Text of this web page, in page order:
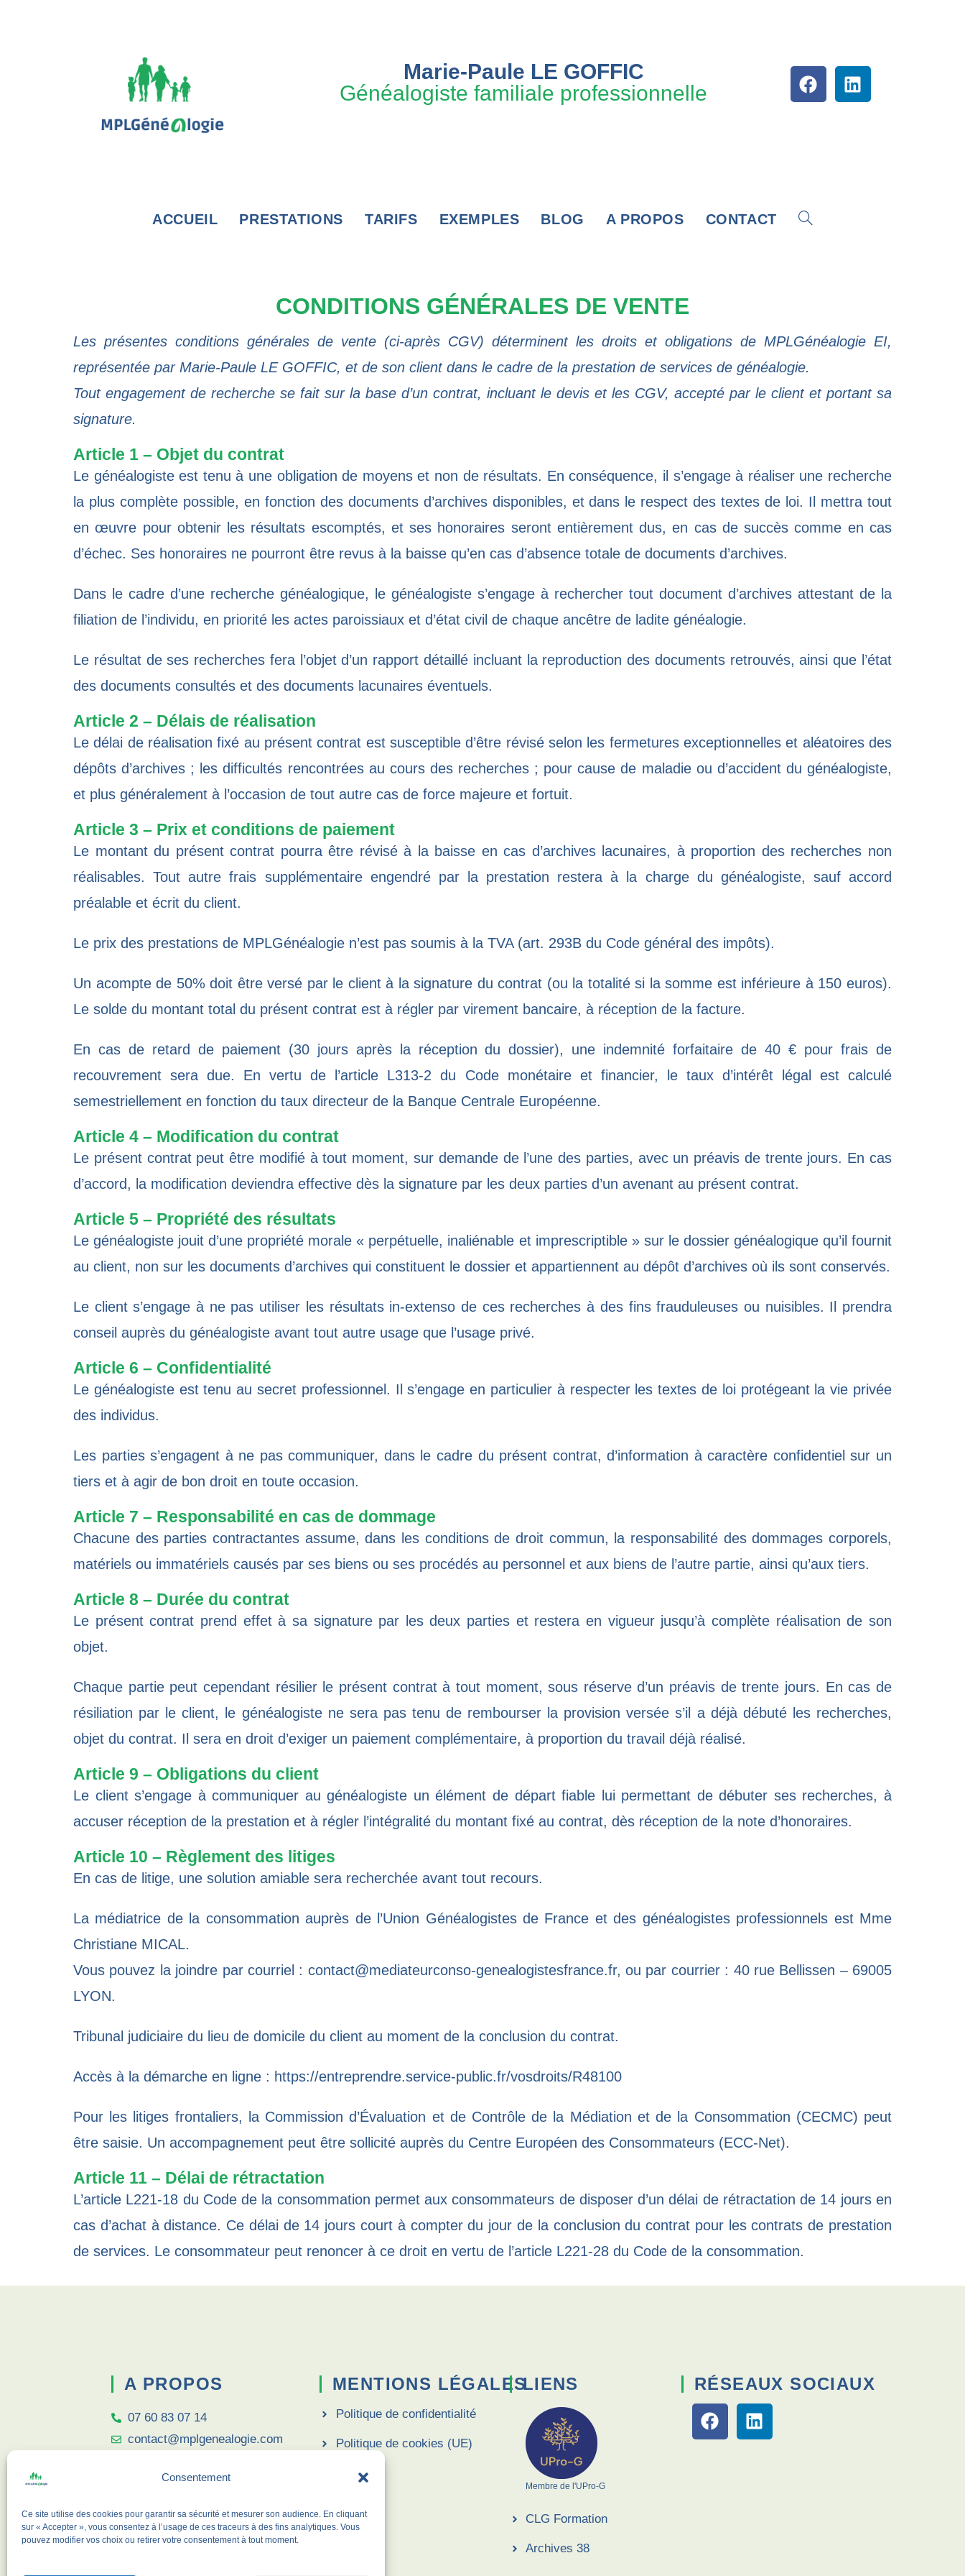
Consentement
Ce site utilise des cookies pour garantir sa sécurité et mesurer son audience. En cliquant
sur « Accepter », vous consentez à l’usage de ces traceurs à des fins analytiques. Vous
pouvez modifier vos choix ou retirer votre consentement à tout moment.
Marie-Paule LE GOFFIC
Généalogiste familiale professionnelle
ACCUEIL PRESTATIONS TARIFS EXEMPLES BLOG A PROPOS CONTACT
CONDITIONS GÉNÉRALES DE VENTE
Les présentes conditions générales de vente (ci-après CGV) déterminent les droits et obligations de MPLGénéalogie EI,
représentée par Marie-Paule LE GOFFIC, et de son client dans le cadre de la prestation de services de généalogie.
Tout engagement de recherche se fait sur la base d’un contrat, incluant le devis et les CGV, accepté par le client et portant sa
signature.
Article 1 – Objet du contrat
Le généalogiste est tenu à une obligation de moyens et non de résultats. En conséquence, il s’engage à réaliser une recherche
la plus complète possible, en fonction des documents d’archives disponibles, et dans le respect des textes de loi. Il mettra tout
en œuvre pour obtenir les résultats escomptés, et ses honoraires seront entièrement dus, en cas de succès comme en cas
d’échec. Ses honoraires ne pourront être revus à la baisse qu’en cas d’absence totale de documents d’archives.
Dans le cadre d’une recherche généalogique, le généalogiste s’engage à rechercher tout document d’archives attestant de la
filiation de l’individu, en priorité les actes paroissiaux et d’état civil de chaque ancêtre de ladite généalogie.
Le résultat de ses recherches fera l’objet d’un rapport détaillé incluant la reproduction des documents retrouvés, ainsi que l’état
des documents consultés et des documents lacunaires éventuels.
Article 2 – Délais de réalisation
Le délai de réalisation fixé au présent contrat est susceptible d’être révisé selon les fermetures exceptionnelles et aléatoires des
dépôts d’archives ; les difficultés rencontrées au cours des recherches ; pour cause de maladie ou d’accident du généalogiste,
et plus généralement à l’occasion de tout autre cas de force majeure et fortuit.
Article 3 – Prix et conditions de paiement
Le montant du présent contrat pourra être révisé à la baisse en cas d’archives lacunaires, à proportion des recherches non
réalisables. Tout autre frais supplémentaire engendré par la prestation restera à la charge du généalogiste, sauf accord
préalable et écrit du client.
Le prix des prestations de MPLGénéalogie n’est pas soumis à la TVA (art. 293B du Code général des impôts).
Un acompte de 50% doit être versé par le client à la signature du contrat (ou la totalité si la somme est inférieure à 150 euros).
Le solde du montant total du présent contrat est à régler par virement bancaire, à réception de la facture.
En cas de retard de paiement (30 jours après la réception du dossier), une indemnité forfaitaire de 40 € pour frais de
recouvrement sera due. En vertu de l’article L313-2 du Code monétaire et financier, le taux d’intérêt légal est calculé
semestriellement en fonction du taux directeur de la Banque Centrale Européenne.
Article 4 – Modification du contrat
Le présent contrat peut être modifié à tout moment, sur demande de l’une des parties, avec un préavis de trente jours. En cas
d’accord, la modification deviendra effective dès la signature par les deux parties d’un avenant au présent contrat.
Article 5 – Propriété des résultats
Le généalogiste jouit d’une propriété morale « perpétuelle, inaliénable et imprescriptible » sur le dossier généalogique qu’il fournit
au client, non sur les documents d’archives qui constituent le dossier et appartiennent au dépôt d’archives où ils sont conservés.
Le client s’engage à ne pas utiliser les résultats in-extenso de ces recherches à des fins frauduleuses ou nuisibles. Il prendra
conseil auprès du généalogiste avant tout autre usage que l’usage privé.
Article 6 – Confidentialité
Le généalogiste est tenu au secret professionnel. Il s’engage en particulier à respecter les textes de loi protégeant la vie privée
des individus.
Les parties s’engagent à ne pas communiquer, dans le cadre du présent contrat, d’information à caractère confidentiel sur un
tiers et à agir de bon droit en toute occasion.
Article 7 – Responsabilité en cas de dommage
Chacune des parties contractantes assume, dans les conditions de droit commun, la responsabilité des dommages corporels,
matériels ou immatériels causés par ses biens ou ses procédés au personnel et aux biens de l’autre partie, ainsi qu’aux tiers.
Article 8 – Durée du contrat
Le présent contrat prend effet à sa signature par les deux parties et restera en vigueur jusqu’à complète réalisation de son
objet.
Chaque partie peut cependant résilier le présent contrat à tout moment, sous réserve d’un préavis de trente jours. En cas de
résiliation par le client, le généalogiste ne sera pas tenu de rembourser la provision versée s’il a déjà débuté les recherches,
objet du contrat. Il sera en droit d’exiger un paiement complémentaire, à proportion du travail déjà réalisé.
Article 9 – Obligations du client
Le client s’engage à communiquer au généalogiste un élément de départ fiable lui permettant de débuter ses recherches, à
accuser réception de la prestation et à régler l’intégralité du montant fixé au contrat, dès réception de la note d’honoraires.
Article 10 – Règlement des litiges
En cas de litige, une solution amiable sera recherchée avant tout recours.
La médiatrice de la consommation auprès de l’Union Généalogistes de France et des généalogistes professionnels est Mme
Christiane MICAL.
Vous pouvez la joindre par courriel : contact@mediateurconso-genealogistesfrance.fr, ou par courrier : 40 rue Bellissen – 69005
LYON.
Tribunal judiciaire du lieu de domicile du client au moment de la conclusion du contrat.
Accès à la démarche en ligne : https://entreprendre.service-public.fr/vosdroits/R48100
Pour les litiges frontaliers, la Commission d’Évaluation et de Contrôle de la Médiation et de la Consommation (CECMC) peut
être saisie. Un accompagnement peut être sollicité auprès du Centre Européen des Consommateurs (ECC-Net).
Article 11 – Délai de rétractation
L’article L221-18 du Code de la consommation permet aux consommateurs de disposer d’un délai de rétractation de 14 jours en
cas d’achat à distance. Ce délai de 14 jours court à compter du jour de la conclusion du contrat pour les contrats de prestation
de services. Le consommateur peut renoncer à ce droit en vertu de l’article L221-28 du Code de la consommation.
A PROPOS
07 60 83 07 14
contact@mplgenealogie.com
MENTIONS LÉGALES
Politique de confidentialité
Politique de cookies (UE)
CGU
LIENS
Membre de l'UPro-G
CLG Formation
Archives 38
RÉSEAUX SOCIAUX